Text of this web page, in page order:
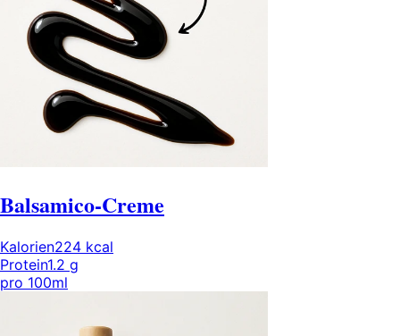
Balsamico-Creme
Kalorien224 kcal
Protein1.2 g
pro 100ml